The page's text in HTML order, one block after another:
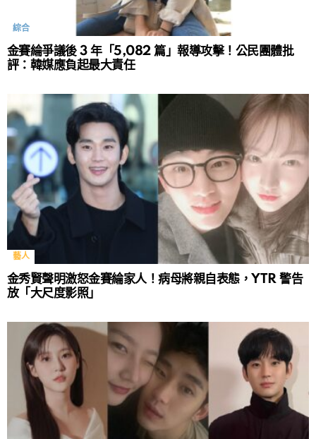
綜合
金賽綸爭議後 3 年「5,082 篇」報導攻擊！公民團體批
評：韓媒應負起最大責任
藝人
金秀賢聲明激怒金賽綸家人！病母將親自表態，YTR 警告
放「大尺度影照」